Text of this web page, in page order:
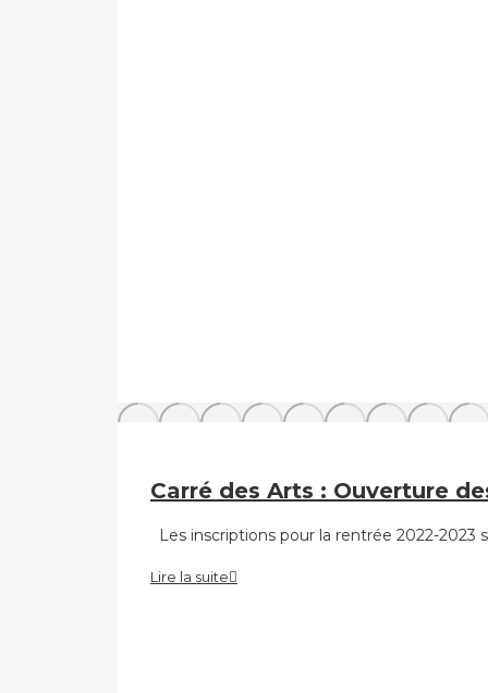
Carré des Arts : Ouverture
Les inscriptions pour la rentrée 2022-2023
Lire la suite